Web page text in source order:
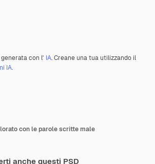
con l' IA. Creane una tua utilizzando il
IA.
con le parole scritte male
anche questi PSD